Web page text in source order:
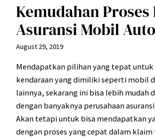
Kemudahan
Asuransi Mobil
August 29, 2019
Mendapatkan pilihan yang tepat
kendaraan yang dimiliki seperti mobil
lainnya, sekarang ini bisa lebih mudah
dengan banyaknya perusahaan
Akan tetapi untuk bisa mendapatkan
dengan proses yang cepat dalam klaim